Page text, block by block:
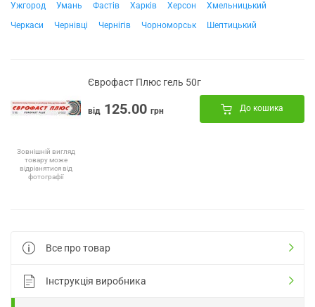
Ужгород
Умань Фастів Харків Херсон
Хмельницький
Черкаси
Чернівці Чернігів Чорноморськ Шептицький
Зовнішній вигляд
товару може
відрізнятися від
фотографії
Єврофаст Плюс гель 50г
від 125.00 грн До кошика
Все про товар
Інструкція виробника